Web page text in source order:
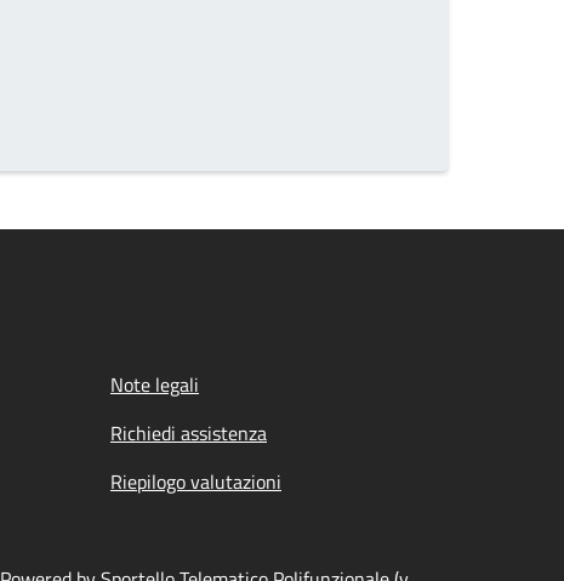
Note legali
Richiedi assistenza
Riepilogo valutazioni